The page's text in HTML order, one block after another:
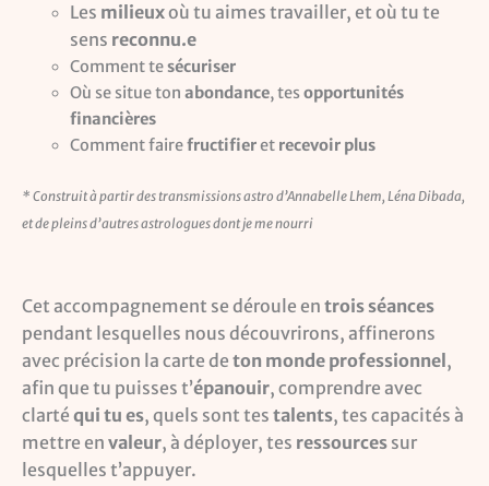
Les milieuxoù tu aimes travailler, et où tu te
sens reconnu.e
Comment tesécuriser
Où se situe ton abondance, tesopportunités
financières
Comment fairefructifieret recevoir plus
* Construit à partir des transmissions astro d’Annabelle Lhem, Léna Dibada,
et de pleins d’autres astrologues dont je me nourri
Cet accompagnement se déroule en trois séances
pendant lesquelles nous découvrirons, affinerons
avec précision la carte de ton monde professionnel,
afin que tu puisses t’épanouir, comprendre avec
clarté qui tu es, quels sont tes talents, tes capacités à
mettre en valeur, à déployer, tes ressources sur
lesquelles t’appuyer.